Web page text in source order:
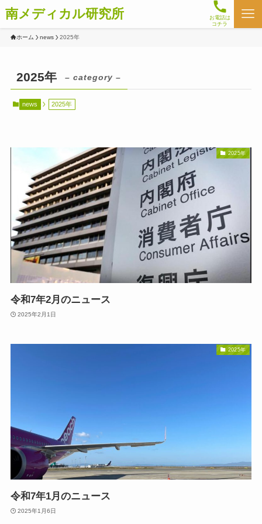
南メディカル研究所 お電話は
コチラ
ホーム news 2025年
2025年 – category –
news 2025年
2025年
令和7年2月のニュース
2025年2月1日
2025年
令和7年1月のニュース
2025年1月6日